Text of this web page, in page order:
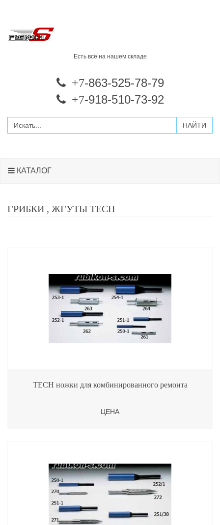
Есть всё на нашем складе
+7-863-525-78-79
+7-918-510-73-92
КАТАЛОГ
ГРИБКИ , ЖГУТЫ TECH
TECH ножки для комбинированного ремонта
ЦЕНА